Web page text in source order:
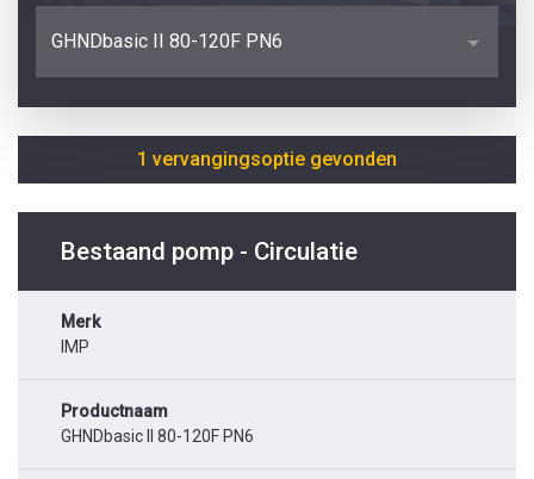
GHNDbasic II 80-120F PN6
1 vervangingsoptie gevonden
Bestaand pomp - Circulatie
Merk
IMP
Productnaam
GHNDbasic II 80-120F PN6